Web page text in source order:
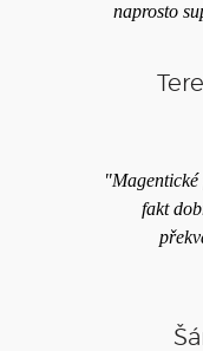
naprosto
fakt